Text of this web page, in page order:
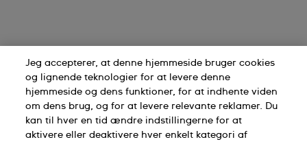
Jeg accepterer, at denne hjemmeside bruger cookies
og lignende teknologier for at levere denne
hjemmeside og dens funktioner, for at indhente viden
om dens brug, og for at levere relevante reklamer. Du
kan til hver en tid ændre indstillingerne for at
aktivere eller deaktivere hver enkelt kategori af